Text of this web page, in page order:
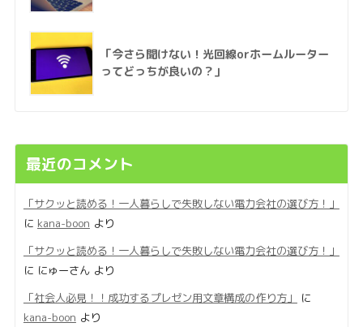
「今さら聞けない！光回線orホームルーター
ってどっちが良いの？」
最近のコメント
「サクッと読める！一人暮らしで失敗しない電力会社の選び方！」
に kana-boon より
「サクッと読める！一人暮らしで失敗しない電力会社の選び方！」
に にゅーさんより
「社会人必見！！成功するプレゼン用文章構成の作り方」
に
kana-boon より